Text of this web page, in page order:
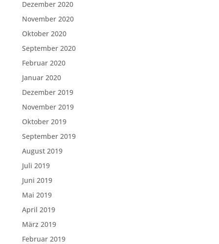
Dezember 2020
November 2020
Oktober 2020
September 2020
Februar 2020
Januar 2020
Dezember 2019
November 2019
Oktober 2019
September 2019
August 2019
Juli 2019
Juni 2019
Mai 2019
April 2019
März 2019
Februar 2019